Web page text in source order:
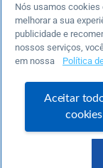
Este é um blog
O Sebrae não se
Uma das maiores
Sebrae foi criada para
pertinentes e temas
empreendedora.
Nós usamos cookies
melhorar a sua
publicidade e
nossos serviços,
em nossa
Política
Aceitar
cookies